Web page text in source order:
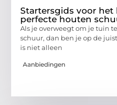
Startersgids voor het
perfecte houten
Als je overweegt om je tuin
schuur, dan ben je op de
is niet alleen
Aanbiedingen